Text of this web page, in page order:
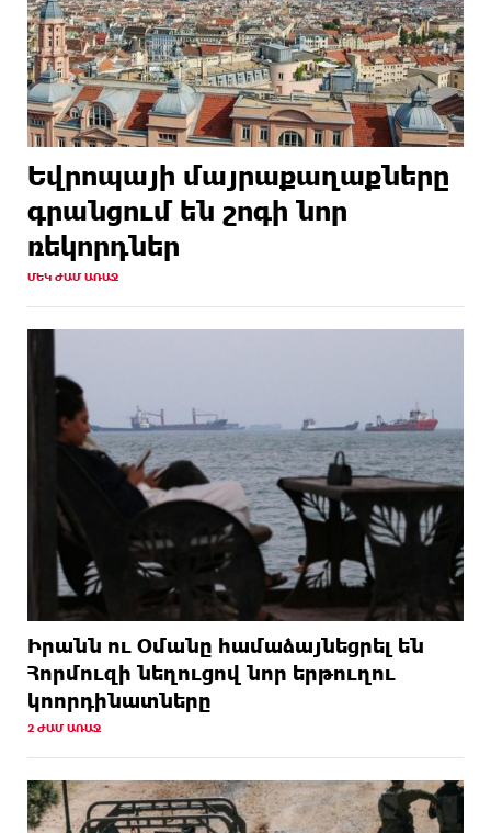
Եվրոպայի մայրաքաղաքները
գրանցում են շոգի նոր
ռեկորդներ
ՄԵԿ ԺԱՄ ԱՌԱՋ
Իրանն ու Օմանը համաձայնեցրել են
Հորմուզի նեղուցով նոր երթուղու
կոորդինատները
2 ԺԱՄ ԱՌԱՋ